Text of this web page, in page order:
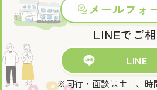
メールフォ
LINEでご
LINE
※同行・面談は土日、時